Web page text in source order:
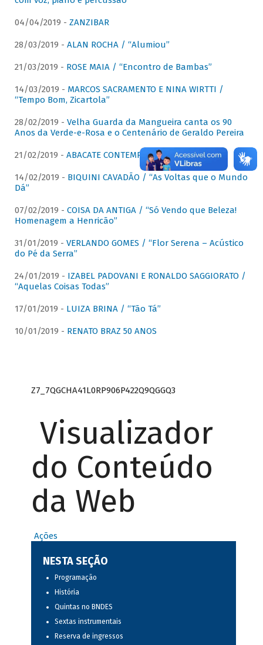
04/04/2019 - ZANZIBAR
28/03/2019 - ALAN ROCHA / “Alumiou”
21/03/2019 - ROSE MAIA / “Encontro de Bambas”
14/03/2019 - MARCOS SACRAMENTO E NINA WIRTTI /
“Tempo Bom, Zicartola”
28/02/2019 - Velha Guarda da Mangueira canta os 90
Anos da Verde-e-Rosa e o Centenário de Geraldo Pereira
21/02/2019 - ABACATE CONTEMPORÂNEO
14/02/2019 - BIQUINI CAVADÃO / “As Voltas que o Mundo
Dá”
07/02/2019 - COISA DA ANTIGA / “Só Vendo que Beleza!
Homenagem a Henricão”
31/01/2019 - VERLANDO GOMES / “Flor Serena – Acústico
do Pé da Serra”
24/01/2019 - IZABEL PADOVANI E RONALDO SAGGIORATO /
“Aquelas Coisas Todas”
17/01/2019 - LUIZA BRINA / “Tão Tá”
10/01/2019 - RENATO BRAZ 50 ANOS
Z7_7QGCHA41L0RP906P422Q9QGGQ3
Visualizador
do Conteúdo
da Web
Ações
NESTA SEÇÃO
Programação
História
Quintas no BNDES
Sextas instrumentais
Reserva de ingressos